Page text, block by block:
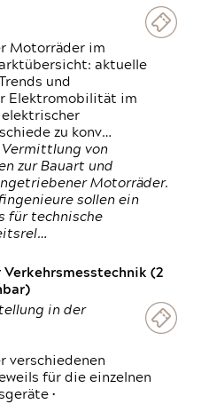
Motorräder im
aktuelle
und
Elektromobilität im
elektrischer
zu konv…
von
zur Bauart und
Motorräder.
sollen ein
für technische
(2
in der
verschiedenen
für die einzelnen
•